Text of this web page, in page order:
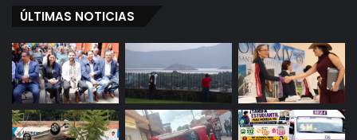
ÚLTIMAS NOTICIAS